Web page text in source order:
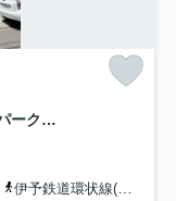
☆選べる家具プレゼント☆グランディアパークウェスト
伊予鉄道環状線(ＪＲ松山駅経由)「西堀端」駅 徒歩6分